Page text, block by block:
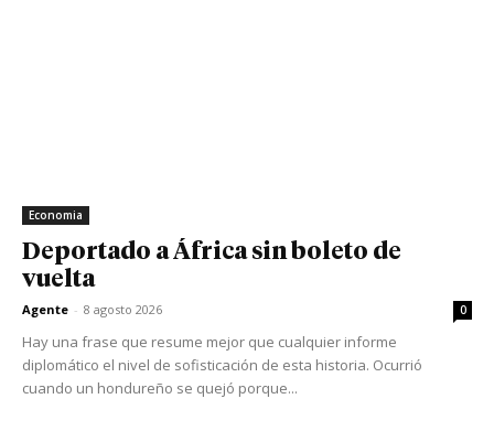
Economia
Deportado a África sin boleto de
vuelta
Agente - 8 agosto 2026 0
Hay una frase que resume mejor que cualquier informe
diplomático el nivel de sofisticación de esta historia. Ocurrió
cuando un hondureño se quejó porque...